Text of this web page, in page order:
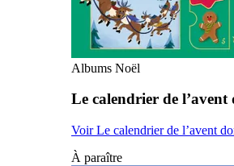
Albums Noël
Le calendrier de l’avent
Voir Le calendrier de l’avent
À paraître